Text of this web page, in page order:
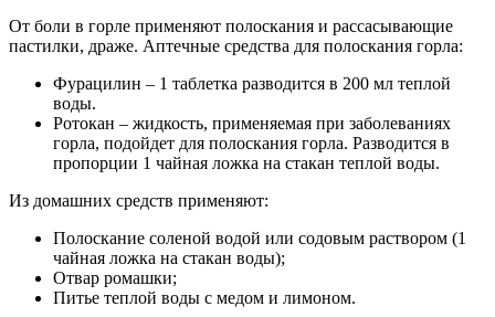
От боли в горле применяют полоскания и рассасывающие
пастилки, драже. Аптечные средства для полоскания горла:
Фурацилин – 1 таблетка разводится в 200 мл теплой
воды.
Ротокан – жидкость, применяемая при заболеваниях
горла, подойдет для полоскания горла. Разводится в
пропорции 1 чайная ложка на стакан теплой воды.
Из домашних средств применяют:
Полоскание соленой водой или содовым раствором (1
чайная ложка на стакан воды);
Отвар ромашки;
Питье теплой воды с медом и лимоном.